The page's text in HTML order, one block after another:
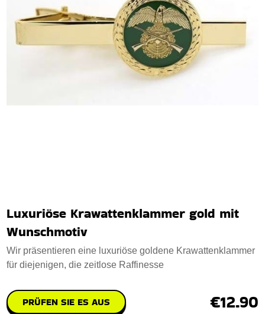
Luxuriöse Krawattenklammer gold mit
Wunschmotiv
Wir präsentieren eine luxuriöse goldene Krawattenklammer
für diejenigen, die zeitlose Raffinesse
PRÜFEN SIE ES AUS €12.90